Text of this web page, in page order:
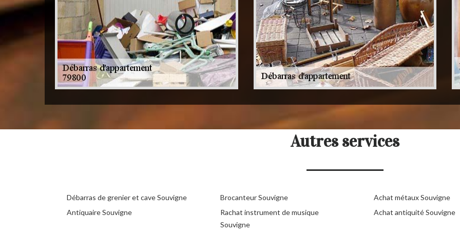
Autres services
Débarras de grenier et cave Souvigne
Antiquaire Souvigne
Brocanteur Souvigne
Rachat instrument de musique
Souvigne
Achat métaux Souvigne
Achat antiquité Souvigne